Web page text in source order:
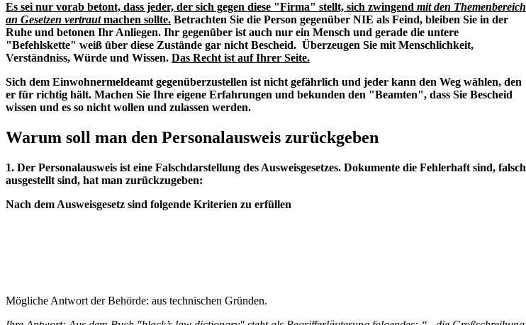
Es sei nur vorab betont, dass jeder, der sich gegen diese "Firma" stellt, sich zwingend mit den Themenbereich
an Gesetzen vertrautmachen sollte. Betrachten Sie die Person gegenüber NIE als Feind, bleiben Sie in der
Ruhe und betonen Ihr Anliegen. Ihr gegenüber ist auch nur ein Mensch und gerade die untere
"Befehlskette" weiß über diese Zustände gar nicht Bescheid. Überzeugen Sie mit Menschlichkeit,
Verständniss, Würde und Wissen. Das Recht ist auf Ihrer Seite.
Sich dem Einwohnermeldeamt gegenüberzustellen ist nicht gefährlich und jeder kann den Weg wählen, den
er für richtig hält. Machen Sie Ihre eigene Erfahrungen und bekunden den "Beamten", dass Sie Bescheid
wissen und es so nicht wollen und zulassen werden.
Warum soll man den Personalausweis zurückgeben
1. Der Personalausweis ist eine Falschdarstellung des Ausweisgesetzes. Dokumente die Fehlerhaft sind, falsch
ausgestellt sind, hat man zurückzugeben:
Nach dem Ausweisgesetz sind folgende Kriterien zu erfüllen
Mögliche Antwort der Behörde: aus technischen Gründen.